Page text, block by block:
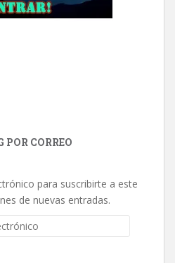
POR CORREO
para suscribirte a este
de nuevas entradas.